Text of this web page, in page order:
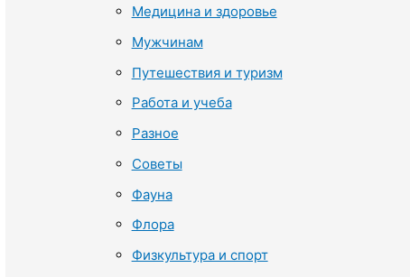
Медицина и здоровье
Мужчинам
Путешествия и туризм
Работа и учеба
Разное
Советы
Фауна
Флора
Физкультура и спорт